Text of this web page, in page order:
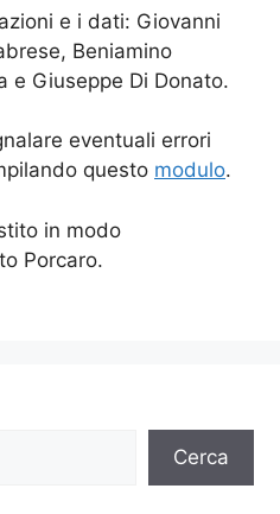
e i dati: Giovanni
Beniamino
e Giuseppe Di Donato.
eventuali errori
questo modulo.
in modo
Porcaro.
Cerca